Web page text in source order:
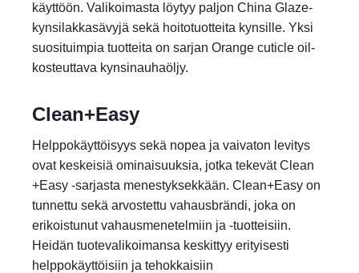
käyttöön. Valikoimasta löytyy paljon China Glaze-
kynsilakkasävyjä sekä hoitotuotteita kynsille. Yksi
suosituimpia tuotteita on sarjan Orange cuticle oil-
kosteuttava kynsinauhaöljy.
Clean+Easy
Helppokäyttöisyys sekä nopea ja vaivaton levitys
ovat keskeisiä ominaisuuksia, jotka tekevät Clean
+Easy -sarjasta menestyksekkään. Clean+Easy on
tunnettu sekä arvostettu vahausbrändi, joka on
erikoistunut vahausmenetelmiin ja -tuotteisiin.
Heidän tuotevalikoimansa keskittyy erityisesti
helppokäyttöisiin ja tehokkaisiin